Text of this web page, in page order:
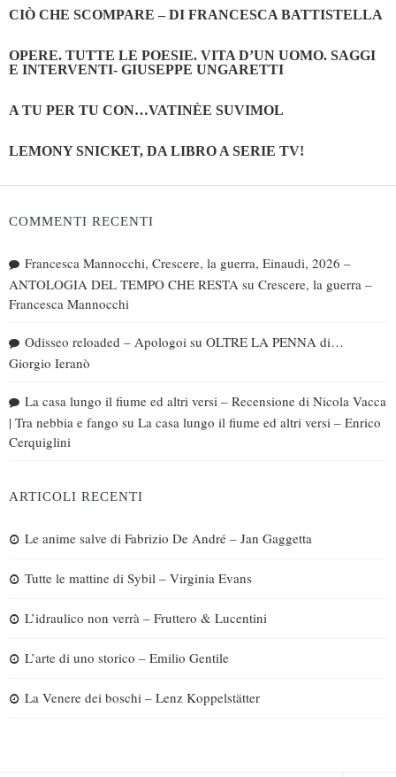
CIÒ CHE SCOMPARE – DI FRANCESCA BATTISTELLA
OPERE. TUTTE LE POESIE. VITA D’UN UOMO. SAGGI
E INTERVENTI- GIUSEPPE UNGARETTI
A TU PER TU CON…VATINÈE SUVIMOL
LEMONY SNICKET, DA LIBRO A SERIE TV!
COMMENTI RECENTI
Francesca Mannocchi, Crescere, la guerra, Einaudi, 2026 –
ANTOLOGIA DEL TEMPO CHE RESTA su Crescere, la guerra –
Francesca Mannocchi
Odisseo reloaded – Apologoi su OLTRE LA PENNA di…
Giorgio Ieranò
La casa lungo il fiume ed altri versi – Recensione di Nicola Vacca
| Tra nebbia e fango su La casa lungo il fiume ed altri versi – Enrico
Cerquiglini
ARTICOLI RECENTI
Le anime salve di Fabrizio De André – Jan Gaggetta
Tutte le mattine di Sybil – Virginia Evans
L’idraulico non verrà – Fruttero & Lucentini
L’arte di uno storico – Emilio Gentile
La Venere dei boschi – Lenz Koppelstätter